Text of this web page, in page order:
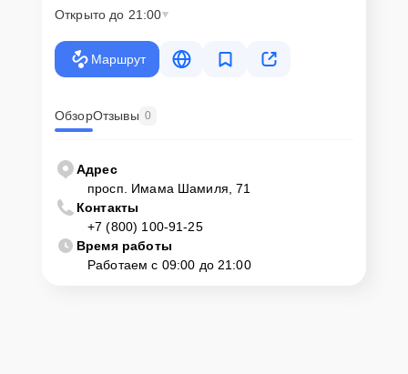
Открыто до 21:00
Маршрут
ОбзорОтзывы 0
Адрес
просп. Имама Шамиля, 71
Контакты
+7 (800) 100-91-25
Время работы
Работаем с 09:00 до 21:00